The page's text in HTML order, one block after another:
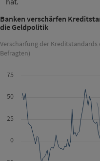
Banken verschärfen
die Geldpolitik
Verschärfung der
Befragten)
0
25
50
75